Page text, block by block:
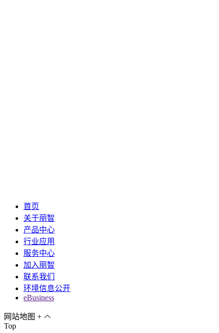
首页
关于丽智
产品中心
行业应用
服务中心
加入丽智
联系我们
环境信息公开
eBusiness
网站地图 +
Top